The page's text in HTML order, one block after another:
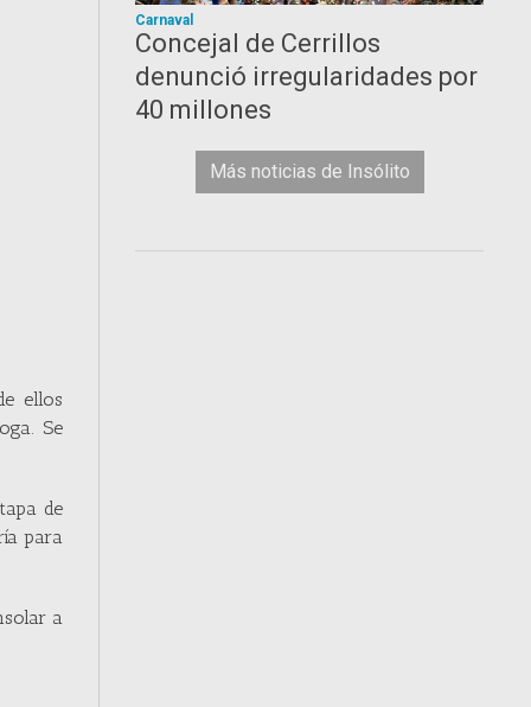
ellos
Se
de
para
a
Carnaval
Concejal de Cerrillos
denunció irregularidades por
40 millones
Más noticias de Insólito